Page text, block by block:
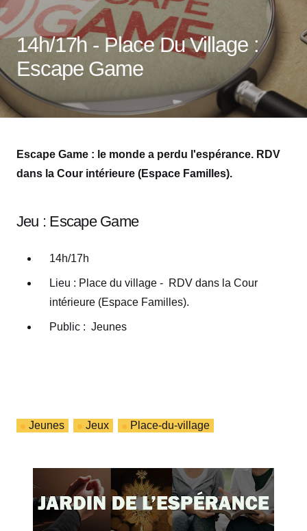
14h/17h - Place Du Village :
Escape Game
Escape Game : le monde a perdu l'espérance. RDV
dans la Cour intérieure (Espace Familles).
Jeu : Escape Game
14h/17h
Lieu : Place du village - RDV dans la Cour
intérieure (Espace Familles).
Public : Jeunes
Jeunes Jeux Place-du-village